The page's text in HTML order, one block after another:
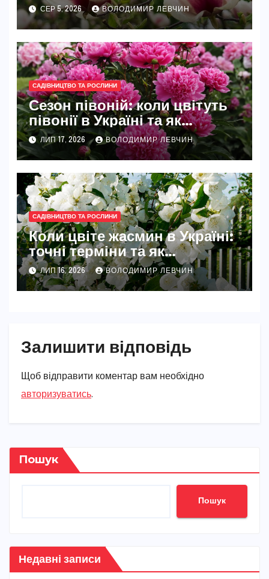
СЕР 5, 2026 ВОЛОДИМИР ЛЕВЧИН
САДІВНИЦТВО ТА РОСЛИНИ
Сезон півоній: коли цвітуть
півонії в Україні та як
розкрити їхню повну красу
ЛИП 17, 2026 ВОЛОДИМИР ЛЕВЧИН
САДІВНИЦТВО ТА РОСЛИНИ
Коли цвіте жасмин в Україні:
точні терміни та як
забезпечити рясне цвітіння
ЛИП 16, 2026 ВОЛОДИМИР ЛЕВЧИН
Залишити відповідь
Щоб відправити коментар вам необхідно
авторизуватись.
Пошук
Пошук
Недавні записи